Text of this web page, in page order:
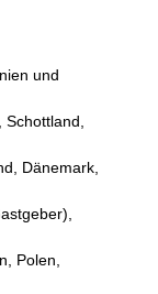
und
Schottland,
Dänemark,
Polen,